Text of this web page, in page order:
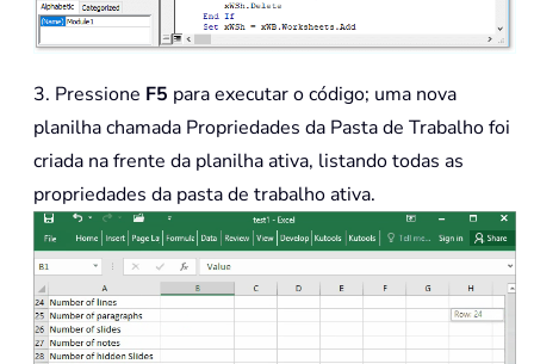
3. Pressione F5 para executar o código; uma nova
planilha chamada Propriedades da Pasta de Trabalho foi
criada na frente da planilha ativa, listando todas as
propriedades da pasta de trabalho ativa.